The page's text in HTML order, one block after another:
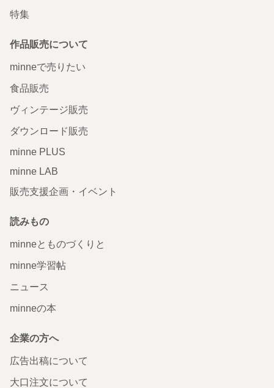
特集
作品販売について
minneで売りたい
食品販売
ヴィンテージ販売
ダウンロード販売
minne PLUS
minne LAB
販売支援企画・イベント
読みもの
minneとものづくりと
minne学習帖
ニュース
minneの本
企業の方へ
広告出稿について
大口注文について